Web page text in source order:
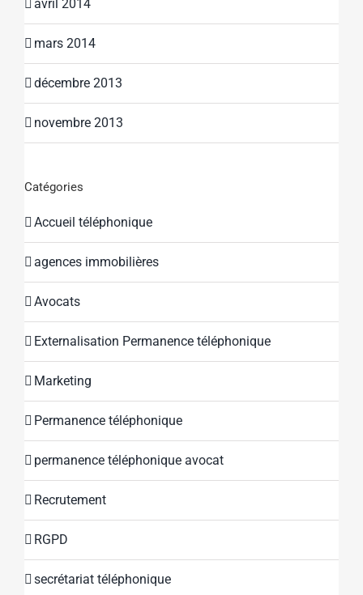
avril 2014
mars 2014
décembre 2013
novembre 2013
Catégories
Accueil téléphonique
agences immobilières
Avocats
Externalisation Permanence téléphonique
Marketing
Permanence téléphonique
permanence téléphonique avocat
Recrutement
RGPD
secrétariat téléphonique